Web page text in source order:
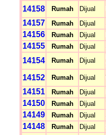
14158 Rumah Dijual
14157 Rumah Dijual
14156 Rumah Dijual
14155 Rumah Dijual
14154 Rumah Dijual
14152 Rumah Dijual
14151 Rumah Dijual
14150 Rumah Dijual
14149 Rumah Dijual
14148 Rumah Dijual